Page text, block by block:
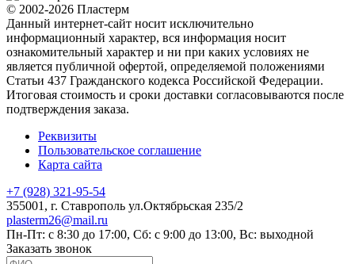
© 2002-2026 Пластерм
Данный интернет-сайт носит исключительно
информационный характер, вся информация носит
ознакомительный характер и ни при каких условиях не
является публичной офертой, определяемой положениями
Статьи 437 Гражданского кодекса Российской Федерации.
Итоговая стоимость и сроки доставки согласовываются после
подтверждения заказа.
Реквизиты
Пользовательское соглашение
Карта сайта
+7 (928) 321-95-54
355001 , г. Ставрополь ул.Октябрьская 235/2
plasterm26@mail.ru
Пн-Пт: с 8:30 до 17:00, Сб: с 9:00 до 13:00, Вс: выходной
Заказать звонок